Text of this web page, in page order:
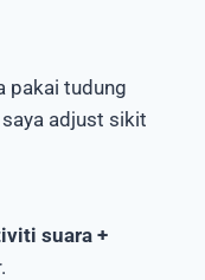
pakai tudung
adjust sikit
suara +